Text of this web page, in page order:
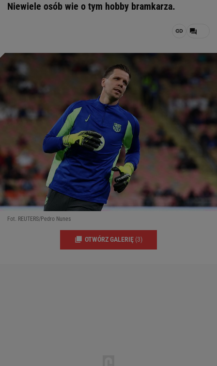
Niewiele osób wie o tym hobby bramkarza.
Fot. REUTERS/Pedro Nunes
OTWÓRZ GALERIĘ (3)